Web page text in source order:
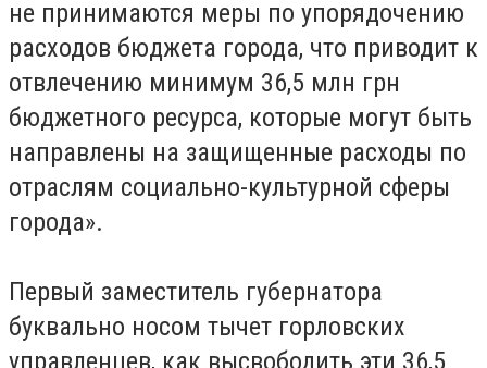
не принимаются меры по упорядочению
расходов бюджета города, что приводит к
отвлечению минимум 36,5 млн грн
бюджетного ресурса, которые могут быть
направлены на защищенные расходы по
отраслям социально-культурной сферы
города».
Первый заместитель губернатора
буквально носом тычет горловских
управленцев, как высвободить эти 36,5